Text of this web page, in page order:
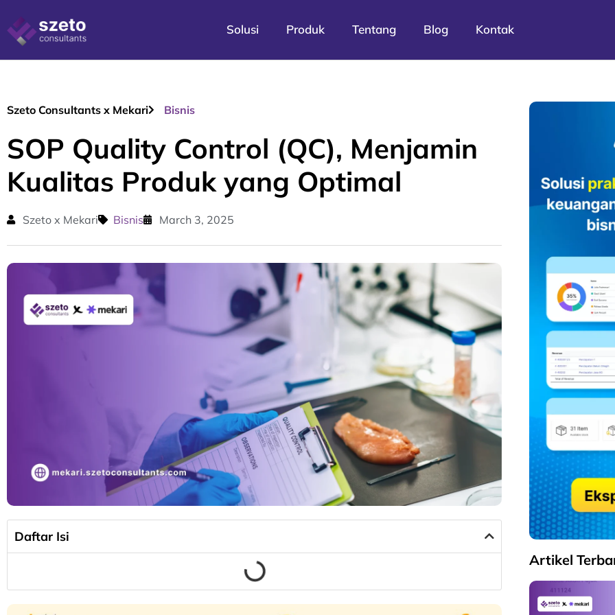
Solusi Produk Tentang Blog Kontak
Szeto Consultants x Mekari Bisnis
SOP Quality Control (QC), Menjamin
Kualitas Produk yang Optimal
Szeto x Mekari Bisnis March 3, 2025
Daftar Isi
Artikel